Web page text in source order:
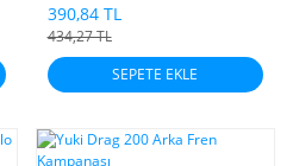
390,84 TL
434,27 TL
SEPETE EKLE